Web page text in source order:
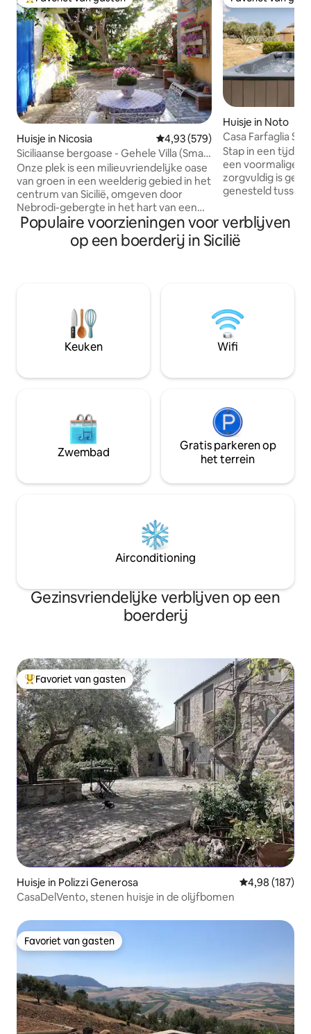
Topfavoriet van gasten
Huisje in Nicosia Gemiddelde beoordeling van
4,93 (579)
Siciliaanse bergoase - Gehele Villa (Smart
W.
Onze plek is een milieuvriendelijke oase
van groen in een weelderig gebied in het
centrum van Sicilië, omgeven door
Nebrodi-gebergte in het hart van een
natuurreservaat met dromerig uitzicht
en paden, ver van de drukte van de stad,
het inademen van schone lucht. Parken,
soloreizigers die van off-the-beaten-
track houden of ONDERWEG STOPPEN
MET een bezoek aan onze kusten.
Beschikbaar voor langere reservering en
Favoriet van
Huisje in Noto
Casa Farfaglia
oliemolen
Stap in een
een voormalige
zorgvuldig is
genesteld tussen
aromatische
schoonheid van
Deze unieke
bestemming voor
authenticiteit,
absolute rust.
Populaire voorzieningen voor verblijven
op een boerderij in Sicilië
Keuken Wifi
Zwembad
Gratis parkeren op
het terrein
Airconditioning
Gezinsvriendelijke verblijven op een
boerderij
Topfavoriet van gasten
Favoriet van gasten
Huisje in Polizzi Generosa Gemiddelde
4,98 (187)
CasaDelVento, stenen huisje in de olijfbomen
Favoriet van gasten
Favoriet van gasten